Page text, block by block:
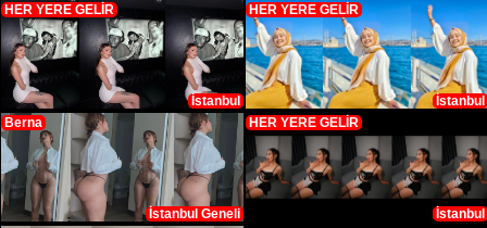
HER YERE GELİR
İstanbul
HER YERE GELİR
İstanbul
Berna
İstanbul Geneli
HER YERE GELİR
İstanbul